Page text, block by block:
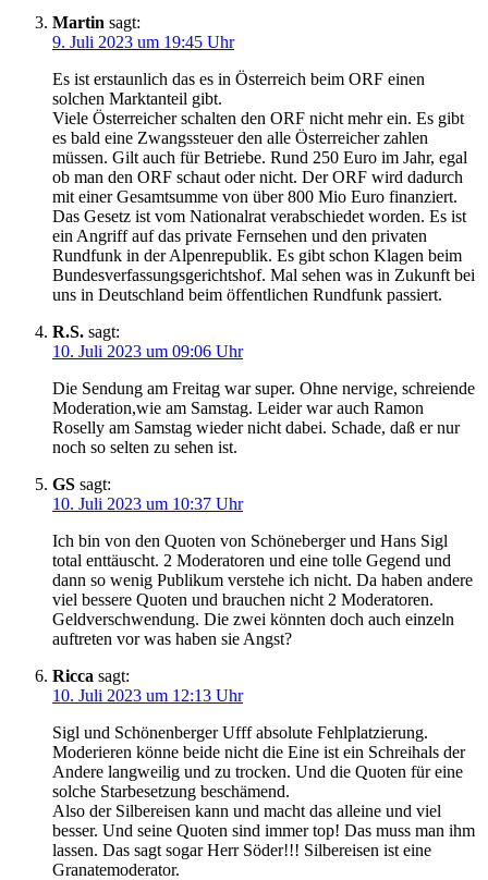
Martin sagt:
9. Juli 2023 um 19:45 Uhr
Es ist erstaunlich das es in Österreich beim ORF einen
solchen Marktanteil gibt.
Viele Österreicher schalten den ORF nicht mehr ein. Es gibt
es bald eine Zwangssteuer den alle Österreicher zahlen
müssen. Gilt auch für Betriebe. Rund 250 Euro im Jahr, egal
ob man den ORF schaut oder nicht. Der ORF wird dadurch
mit einer Gesamtsumme von über 800 Mio Euro finanziert.
Das Gesetz ist vom Nationalrat verabschiedet worden. Es ist
ein Angriff auf das private Fernsehen und den privaten
Rundfunk in der Alpenrepublik. Es gibt schon Klagen beim
Bundesverfassungsgerichtshof. Mal sehen was in Zukunft bei
uns in Deutschland beim öffentlichen Rundfunk passiert.
R.S. sagt:
10. Juli 2023 um 09:06 Uhr
Die Sendung am Freitag war super. Ohne nervige, schreiende
Moderation,wie am Samstag. Leider war auch Ramon
Roselly am Samstag wieder nicht dabei. Schade, daß er nur
noch so selten zu sehen ist.
GS sagt:
10. Juli 2023 um 10:37 Uhr
Ich bin von den Quoten von Schöneberger und Hans Sigl
total enttäuscht. 2 Moderatoren und eine tolle Gegend und
dann so wenig Publikum verstehe ich nicht. Da haben andere
viel bessere Quoten und brauchen nicht 2 Moderatoren.
Geldverschwendung. Die zwei könnten doch auch einzeln
auftreten vor was haben sie Angst?
Ricca sagt:
10. Juli 2023 um 12:13 Uhr
Sigl und Schönenberger Ufff absolute Fehlplatzierung.
Moderieren könne beide nicht die Eine ist ein Schreihals der
Andere langweilig und zu trocken. Und die Quoten für eine
solche Starbesetzung beschämend.
Also der Silbereisen kann und macht das alleine und viel
besser. Und seine Quoten sind immer top! Das muss man ihm
lassen. Das sagt sogar Herr Söder!!! Silbereisen ist eine
Granatemoderator.